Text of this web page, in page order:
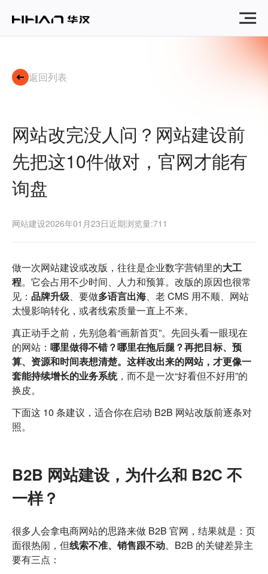
问？
对，
返回列表
网站改完没人问？网站建设前
先把这10件做对，官网才能有
询盘
网站建设2026年01月23日近期浏览量:711
做一次网站建设或改版，往往是企业数字营销里的大工
程。它会占用不少时间、人力和预算。改版的原因也很常
见： 品牌升级、要做多语言出海、老 CMS 用不顺、网站
太慢影响转化，或者线索质量一直上不来。
真正动手之前，先别急着“画新首页”。先回头看一眼现在
的网站： 哪里做得不错？哪里在拖后腿？再把目标、预
算、资源和时间表想清楚。这样改出来的网站，才更像一
套能持续增长的业务系统，而不是一次“好看但不好用”的
换皮。
下面这 10 条建议，适合你在启动 B2B 网站改版前逐条对
照。
B2B 网站建设，为什么和 B2C 不
一样？
很多人会拿电商网站的思路来做 B2B 官网，结果就是：页
面很热闹，但线索不准、销售跟不动。B2B 的关键差异主
要有三点：